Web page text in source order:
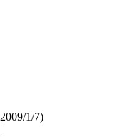
1/7)